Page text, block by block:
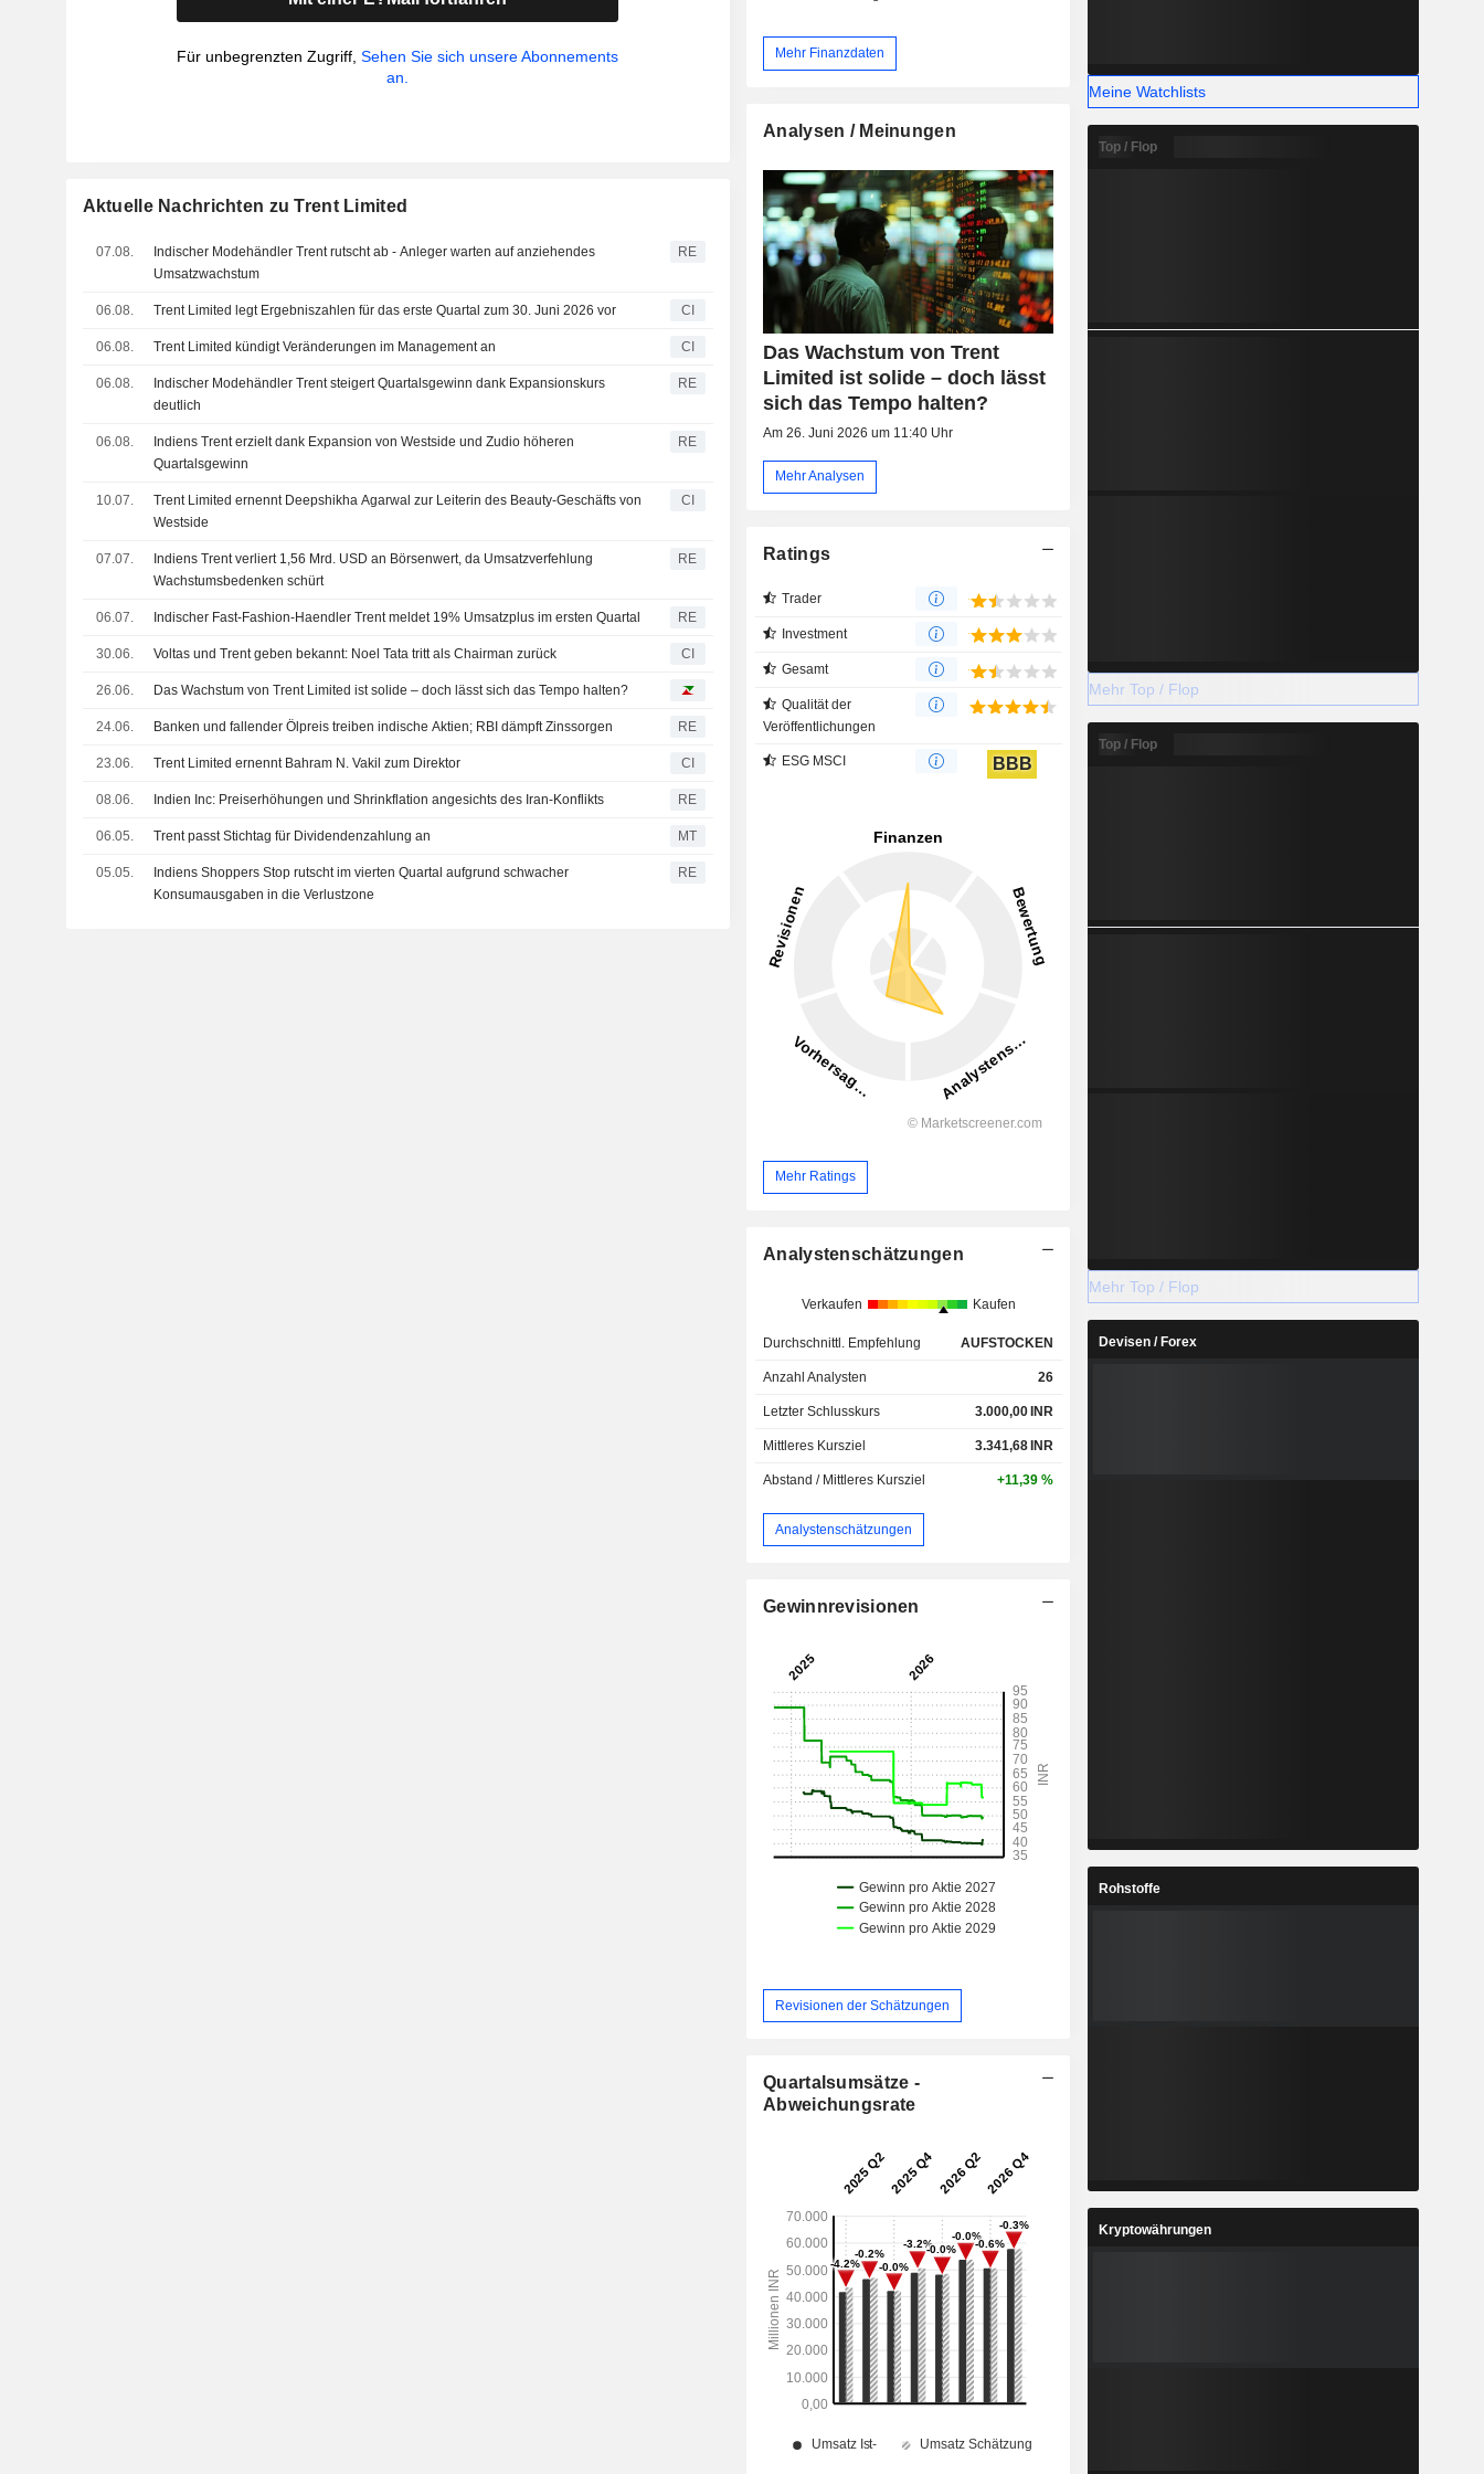
Für unbegrenzten Zugriff,Sehen Sie sich unsere Abonnements
an.
Aktuelle Nachrichten zu Trent Limited
07.08.
Indischer Modehändler Trent rutscht ab - Anleger warten auf anziehendes
Umsatzwachstum
RE
06.08. Trent Limited legt Ergebniszahlen für das erste Quartal zum 30. Juni 2026 vor CI
06.08. Trent Limited kündigt Veränderungen im Management an CI
06.08.
Indischer Modehändler Trent steigert Quartalsgewinn dank Expansionskurs
deutlich
RE
06.08.
Indiens Trent erzielt dank Expansion von Westside und Zudio höheren
Quartalsgewinn
RE
10.07.
Trent Limited ernennt Deepshikha Agarwal zur Leiterin des Beauty-Geschäfts von
Westside
CI
07.07.
Indiens Trent verliert 1,56 Mrd. USD an Börsenwert, da Umsatzverfehlung
Wachstumsbedenken schürt
RE
06.07. Indischer Fast-Fashion-Haendler Trent meldet 19% Umsatzplus im ersten Quartal RE
30.06. Voltas und Trent geben bekannt: Noel Tata tritt als Chairman zurück CI
26.06. Das Wachstum von Trent Limited ist solide – doch lässt sich das Tempo halten?
24.06. Banken und fallender Ölpreis treiben indische Aktien; RBI dämpft Zinssorgen RE
23.06. Trent Limited ernennt Bahram N. Vakil zum Direktor CI
08.06. Indien Inc: Preiserhöhungen und Shrinkflation angesichts des Iran-Konflikts RE
06.05. Trent passt Stichtag für Dividendenzahlung an MT
05.05.
Indiens Shoppers Stop rutscht im vierten Quartal aufgrund schwacher
Konsumausgaben in die Verlustzone
RE
Mehr Finanzdaten
Analysen / Meinungen
Das Wachstum von Trent
Limited ist solide – doch lässt
sich das Tempo halten?
Am 26. Juni 2026 um 11:40 Uhr
Mehr Analysen
Ratings
Trader
Investment
Gesamt
Qualität der
Veröffentlichungen
ESG MSCI BBB
Mehr Ratings
Analystenschätzungen
Verkaufen Kaufen
Durchschnittl. Empfehlung AUFSTOCKEN
Anzahl Analysten 26
Letzter Schlusskurs 3.000,00 INR
Mittleres Kursziel 3.341,68 INR
Abstand / Mittleres Kursziel +11,39 %
Analystenschätzungen
Gewinnrevisionen
Revisionen der Schätzungen
Quartalsumsätze -
Abweichungsrate
Meine Watchlists
Top / Flop
Mehr Top / Flop
Top / Flop
Mehr Top / Flop
Devisen / Forex
Rohstoffe
Kryptowährungen